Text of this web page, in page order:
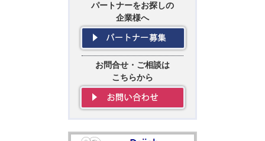
パートナーをお探しの
企業様へ
お問合せ・ご相談は
こちらから